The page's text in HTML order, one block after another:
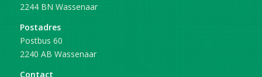
2244 BN Wassenaar
Postadres
Postbus 60
2240 AB Wassenaar
Contact